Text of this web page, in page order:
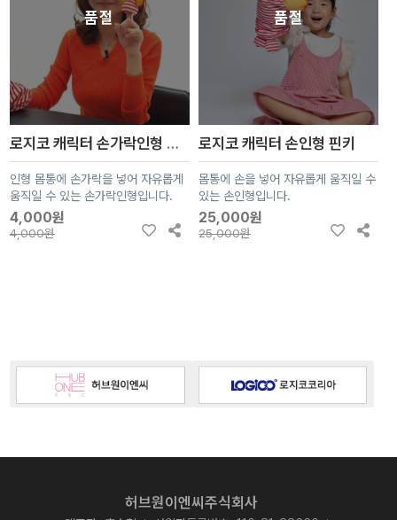
품절
로지코 캐릭터 손가락인형 핀키
인형 몸통에 손가락을 넣어 자유롭게
움직일 수 있는 손가락인형입니다.
4,000원
4,000원
품절
로지코 캐릭터 손인형 핀키
몸통에 손을 넣어 자유롭게 움직일 수
있는 손인형입니다.
25,000원
25,000원
허브원이엔씨주식회사